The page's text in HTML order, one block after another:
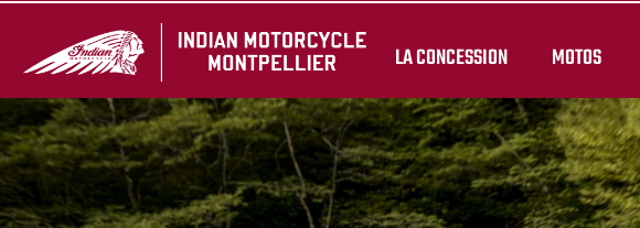
LA CONCESSION MOTOS